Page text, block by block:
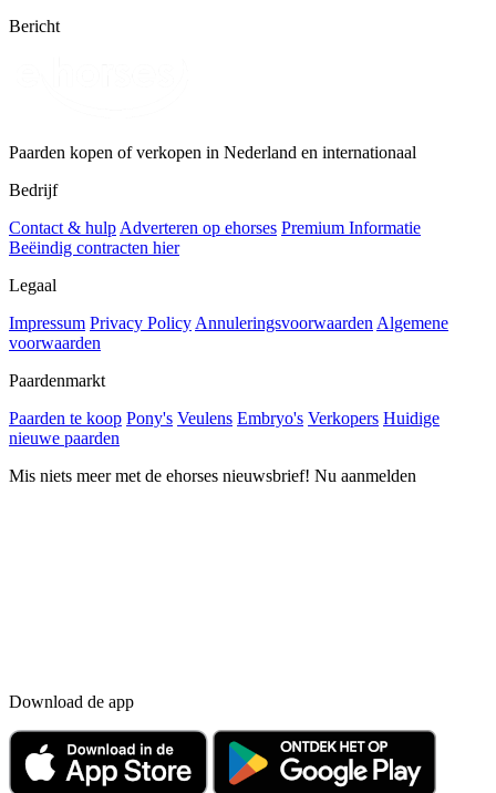
Bericht
Paarden kopen of verkopen in Nederland en internationaal
Bedrijf
Contact & hulpAdverteren op ehorses Premium Informatie
Beëindig contracten hier
Legaal
Impressum Privacy PolicyAnnuleringsvoorwaardenAlgemene
voorwaarden
Paardenmarkt
Paarden te koop Pony's Veulens Embryo's Verkopers Huidige
nieuwe paarden
Mis niets meer met de ehorses nieuwsbrief! Nu aanmelden
Download de app